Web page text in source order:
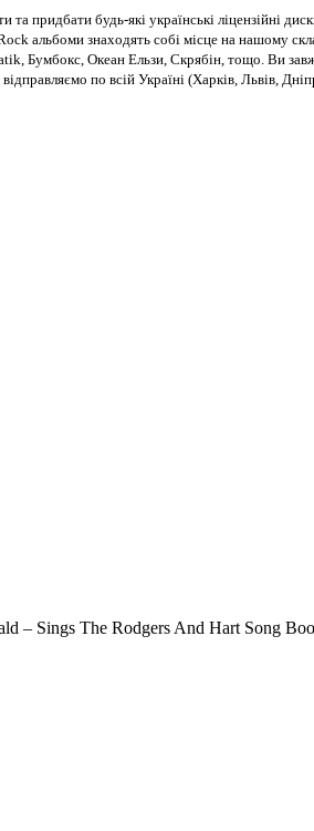
придбати будь-які українські ліцензійні
альбоми знаходять собі місце на нашому
Бумбокс, Океан Ельзи, Скрябін, тощо. Ви
по всій Україні (Харків, Львів,
– Sings The Rodgers And Hart Song